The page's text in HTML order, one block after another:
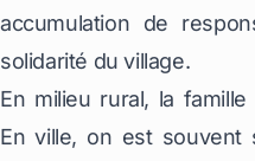
accumulation de
solidarité du village.
En milieu rural, la
En ville, on est